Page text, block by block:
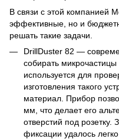
В связи с этой компанией
эффективные, но и
решать такие задачи.
DrillDuster 82 —
собирать микрочастицы
используется для
изготовления такого
материал. Прибор
мм, что делает его
отверстий под розетку.
фиксации удалось